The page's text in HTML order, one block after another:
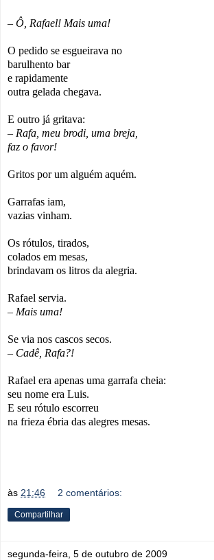
– Ô, Rafael! Mais uma!
O pedido se esgueirava no
barulhento bar
e rapidamente
outra gelada chegava.
E outro já gritava:
– Rafa, meu brodi, uma breja,
faz o favor!
Gritos por um alguém aquém.
Garrafas iam,
vazias vinham.
Os rótulos, tirados,
colados em mesas,
brindavam os litros da alegria.
Rafael servia.
– Mais uma!
Se via nos cascos secos.
– Cadê, Rafa?!
Rafael era apenas uma garrafa cheia:
seu nome era Luis.
E seu rótulo escorreu
na frieza ébria das alegres mesas.
às 21:46 2 comentários:
Compartilhar
segunda-feira, 5 de outubro de 2009